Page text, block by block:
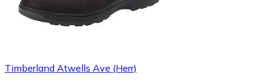
Timberland Atwells Ave (Herr)